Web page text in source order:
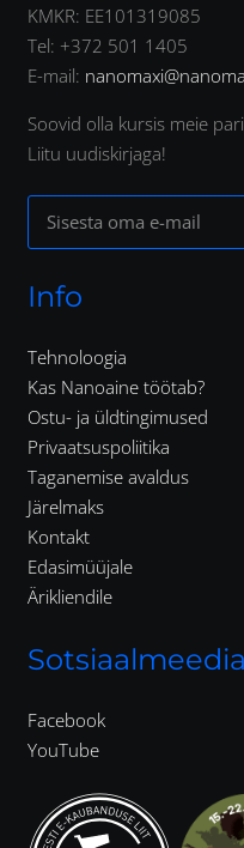
KMKR: EE101319085
Tel: +372 501 1405
E-mail:
Soovid olla kursis meie
Liitu uudiskirjaga!
Info
Tehnoloogia
Kas Nanoaine töötab?
Ostu- ja üldtingimused
Privaatsuspoliitika
Taganemise avaldus
Järelmaks
Kontakt
Edasimüüjale
Ärikliendile
Sotsiaalmeedia
Facebook
YouTube